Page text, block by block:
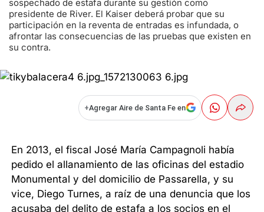
sospechado de estafa durante su gestión como
presidente de River. El Kaiser deberá probar que su
participación en la reventa de entradas es infundada, o
afrontar las consecuencias de las pruebas que existen en
su contra.
+Agregar Aire de Santa Fe en
En 2013, el fiscal José María Campagnoli había
pedido el allanamiento de las oficinas del estadio
Monumental y del domicilio de Passarella, y su
vice, Diego Turnes, a raíz de una denuncia que los
acusaba del delito de estafa a los socios en el